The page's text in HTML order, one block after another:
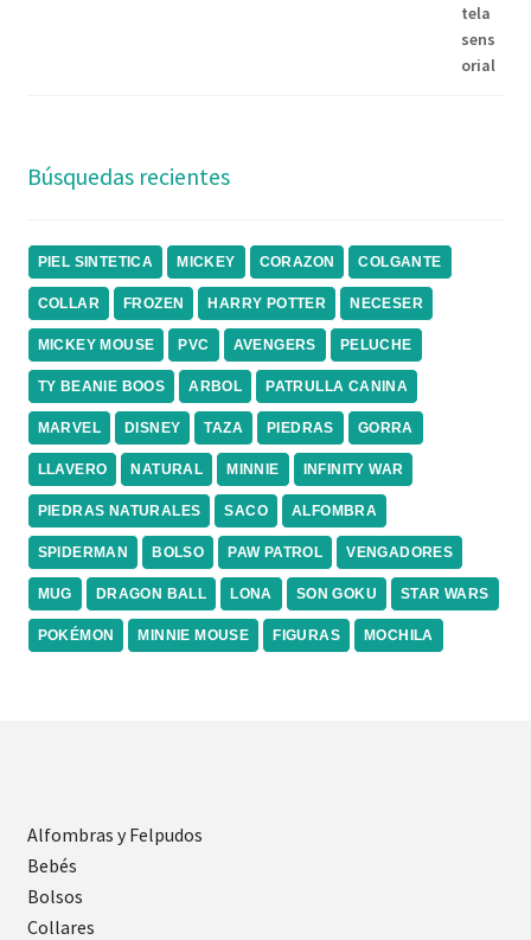
Búsquedas recientes
PIEL SINTETICA MICKEY CORAZON COLGANTE
COLLAR FROZEN HARRY POTTER NECESER
MICKEY MOUSE PVC AVENGERS PELUCHE
TY BEANIE BOOS ARBOL PATRULLA CANINA
MARVEL DISNEY TAZA PIEDRAS GORRA
LLAVERO NATURAL MINNIE INFINITY WAR
PIEDRAS NATURALES SACO ALFOMBRA
SPIDERMAN BOLSO PAW PATROL VENGADORES
MUG DRAGON BALL LONA SON GOKU STAR WARS
POKÉMON MINNIE MOUSE FIGURAS MOCHILA
Alfombras y Felpudos
Bebés
Bolsos
Collares